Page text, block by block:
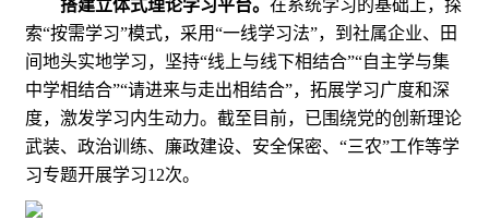
搭建立体式理论学习平台。 在系统学习的基础上，探
索“按需学习”模式，采用“一线学习法”，到社属企业、田
间地头实地学习，坚持“线上与线下相结合”“自主学与集
中学相结合”“请进来与走出相结合”，拓展学习广度和深
度，激发学习内生动力。截至目前，已围绕党的创新理论
武装、政治训练、廉政建设、安全保密、“三农”工作等学
习专题开展学习12次。